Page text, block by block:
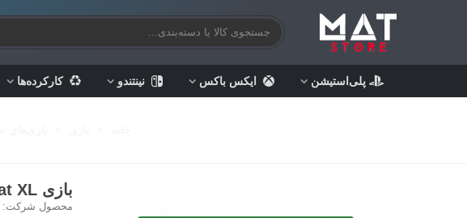
پلی‌استیشن ایکس باکس نینتندو کارکرده‌ها
بازی Mortal Kombat XL کارکرده - ایکس باکس وان
محصول شرکت: